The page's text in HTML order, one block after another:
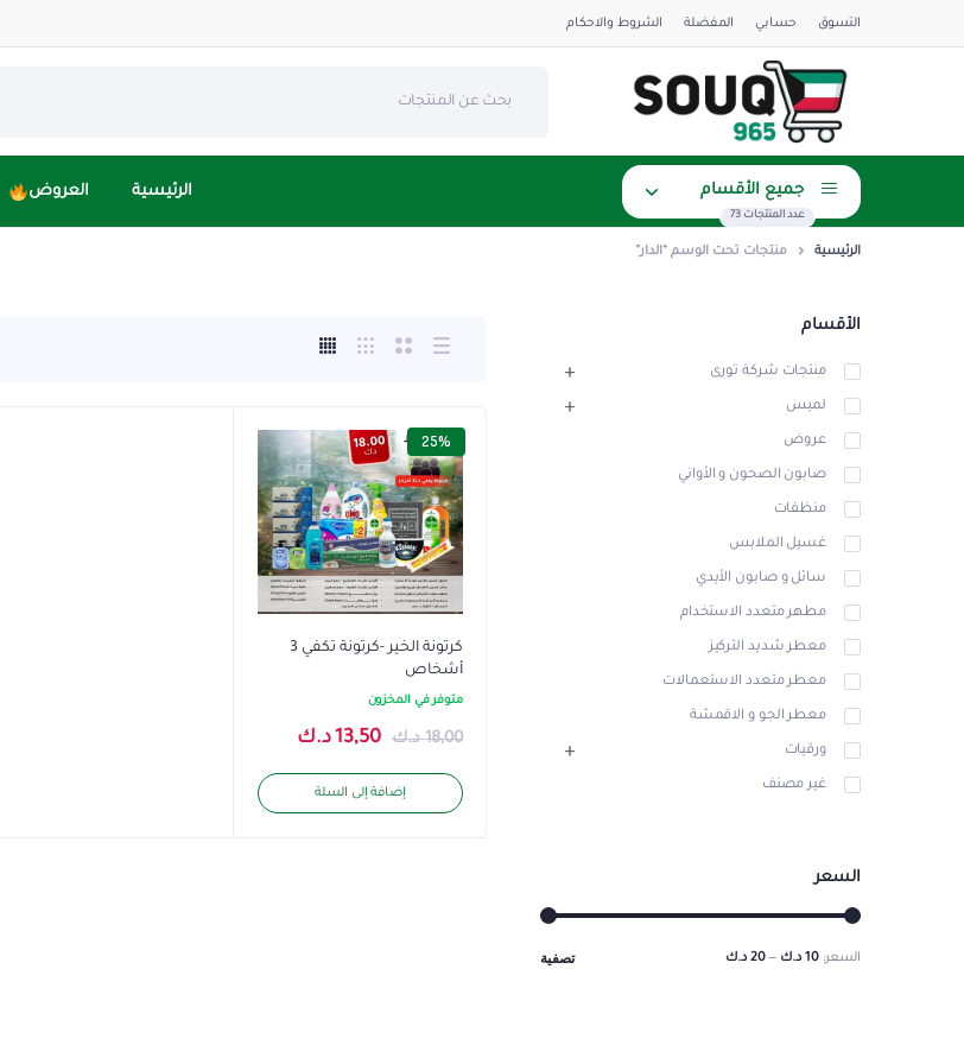
التسوق حسابي المفضلة الشروط والاحكام
جميع الأقسام
عدد المنتجات 73
الرئيسية العروض
الرئيسية منتجات تحت الوسم “الدار”
25%
كرتونة الخير -كرتونة تكفي 3
أشخاص
متوفر في المخزون
18,00 د.ك السعر
الأصلي
هو:
13,50 د.ك
الحالي
إضافة إلى السلة
الأقسام
منتجات شركة تورى
لميس
عروض
صابون الصحون و الأواني
منظفات
غسيل الملابس
سائل و صابون الأيدي
مطهر متعدد الاستخدام
معطر شديد التركيز
معطر متعدد الاستعمالات
معطر الجو و الاقمشة
ورقيات
غير مصنف
السعر
تصفية السعر:10 د.ك —20 د.ك